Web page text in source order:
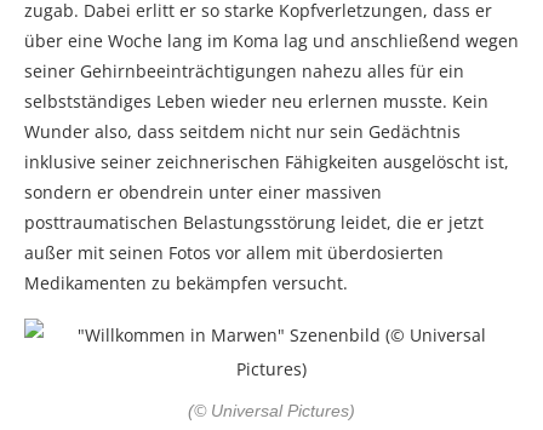
zugab. Dabei erlitt er so starke Kopfverletzungen, dass er
über eine Woche lang im Koma lag und anschließend wegen
seiner Gehirnbeeinträchtigungen nahezu alles für ein
selbstständiges Leben wieder neu erlernen musste. Kein
Wunder also, dass seitdem nicht nur sein Gedächtnis
inklusive seiner zeichnerischen Fähigkeiten ausgelöscht ist,
sondern er obendrein unter einer massiven
posttraumatischen Belastungsstörung leidet, die er jetzt
außer mit seinen Fotos vor allem mit überdosierten
Medikamenten zu bekämpfen versucht.
(© Universal Pictures)